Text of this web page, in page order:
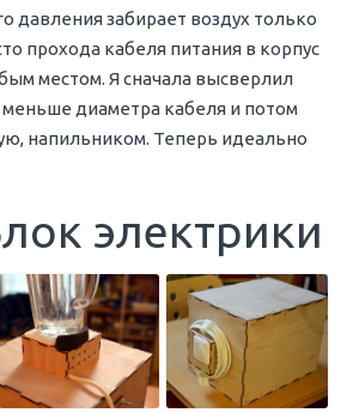
давления забирает воздух только
прохода кабеля питания в корпус
местом. Я сначала высверлил
диаметра кабеля и потом
напильником. Теперь идеально
электрики